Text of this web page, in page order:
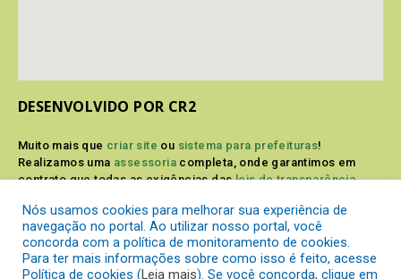
DESENVOLVIDO POR CR2
Muito mais que criar site ou sistema para prefeituras!
Realizamos uma assessoria completa, onde garantimos em
contrato que todas as exigências dasleis de transparência
Conheça oPNTPe oRadar da Transparência Pública
Nós usamos cookies para melhorar sua experiência de
navegação no portal. Ao utilizar nosso portal, você
concorda com a política de monitoramento de cookies.
Para ter mais informações sobre como isso é feito, acesse
Política de cookies (Leia mais). Se você concorda, clique em